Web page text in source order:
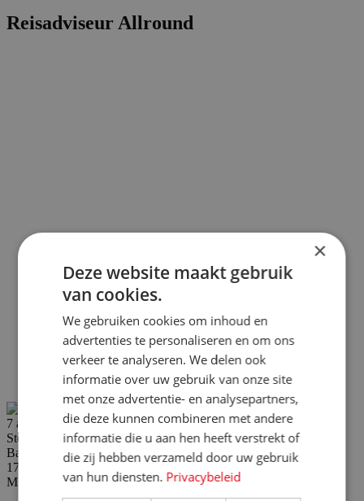
Reisadviseur Allround
7 augustus
Steenwijk, Overijssel, Nederland
Baan
17-24 uur
MBO
×
Deze website maakt gebruik
van cookies.
We gebruiken cookies om inhoud en
advertenties te personaliseren en om ons
verkeer te analyseren. We delen ook
informatie over uw gebruik van onze site
met onze advertentie- en analysepartners,
die deze kunnen combineren met andere
informatie die u aan hen heeft verstrekt of
die zij hebben verzameld door uw gebruik
van hun diensten. Privacybeleid